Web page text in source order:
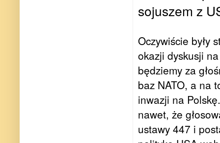
sojuszem z
Oczywiście były
okazji dyskusji
będziemy za
baz NATO, a na
inwazji na
nawet, że
ustawy 447 i